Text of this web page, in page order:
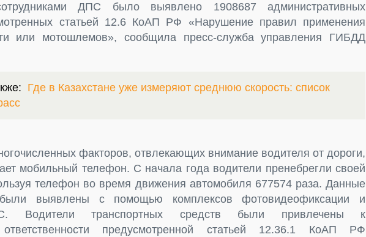
ДПС было выявлено 1908687 административных
статьей 12.6 КоАП РФ «Нарушение правил применения
или мотошлемов», сообщила пресс-служба управления ГИБДД
Где в Казахстане уже измеряют среднюю скорость: список
факторов, отвлекающих внимание водителя от дороги,
мобильный телефон. С начала года водители пренебрегли своей
телефон во время движения автомобиля 677574 раза. Данные
выявлены с помощью комплексов фотовидеофиксации и
Водители транспортных средств были привлечены к
ответственности предусмотренной статьей 12.36.1 КоАП РФ